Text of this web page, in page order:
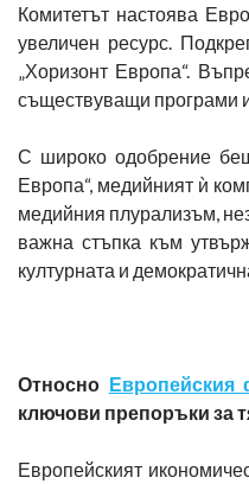
Комитетът настоява
увеличен ресурс.
„Хоризонт Европа“.
съществуващи програми
С широко одобрение
Европа“, медийният ѝ
медийния плурализъм,
важна стъпка към
културната и
Относно
ключови препоръки за
Европейският